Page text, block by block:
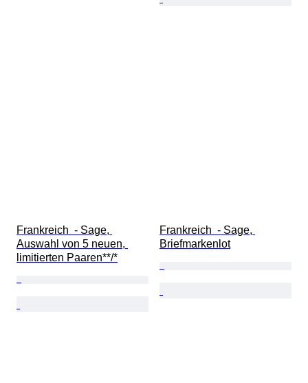
Frankreich  - Sage,
Auswahl von 5 neuen,
limitierten Paaren**/*
Frankreich  - Sage,
Briefmarkenlot